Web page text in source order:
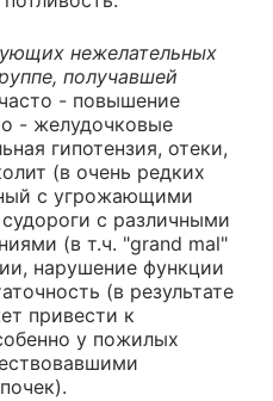
нежелательных
получавшей
часто - повышение
- желудочковые
гипотензия, отеки,
(в очень редких
с угрожающими
с различными
(в т.ч. "grand mal"
нарушение функции
(в результате
привести к
у пожилых